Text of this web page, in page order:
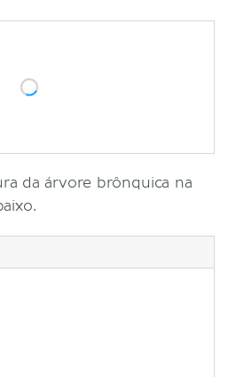
da árvore brônquica na